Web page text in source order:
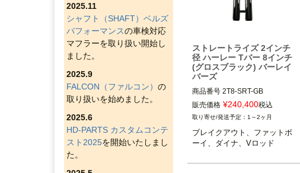
2025.11
シャフト（SHAFT）ベルズ
パフォーマンスの車検対応
マフラーを取り扱い開始し
ました。
2025.9
FALCON（ファルコン） の
取り扱いを始めました。
2025.6
HD-PARTS カスタムコンテ
スト2025を開始いたしまし
た。
ストレートライズ 2インチ
径 ハーレー Tバー 8インチ
(グロスブラック) バーレイ
バーズ
商品番号 2T8-SRT-GB
販売価格 ¥240,400税込
1～2ヶ月
ブレイクアウト、ファットボ
ーイ、ダイナ、Vロッド